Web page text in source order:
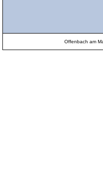
Offenbach am